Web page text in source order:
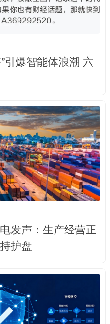
引爆智能体浪潮 六
发声：生产经营正
护盘